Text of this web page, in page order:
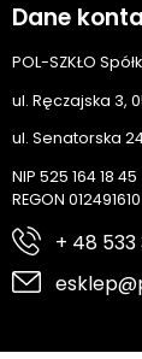
Dane
POL-SZKŁO
ul. Ręczajska 3,
ul. Senatorska
NIP 525 164 18 45
REGON 012491610
+ 48 533